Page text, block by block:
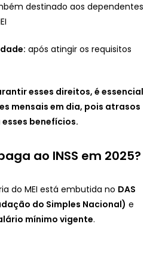
destinado aos dependentes
após atingir os requisitos
esses direitos, é essencial
mensais em dia, pois atrasos
benefícios.
ao INSS em 2025?
do MEI está embutida no DAS
do Simples Nacional) e
mínimo vigente.